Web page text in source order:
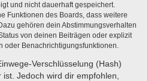
und nicht dauerhaft gespeichert.
Funktionen des Boards, dass weitere
gehören dein Abstimmungsverhalten
von deinen Beiträgen oder explizit
oder Benachrichtigungsfunktionen.
Verschlüsselung (Hash)
Jedoch wird dir empfohlen,